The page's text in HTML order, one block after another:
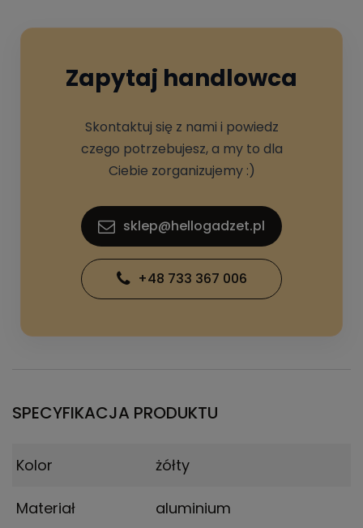
Zapytaj handlowca
Skontaktuj się z nami i powiedz
czego potrzebujesz, a my to dla
Ciebie zorganizujemy :)
sklep@hellogadzet.pl
+48 733 367 006
SPECYFIKACJA PRODUKTU
Kolor żółty
Materiał aluminium